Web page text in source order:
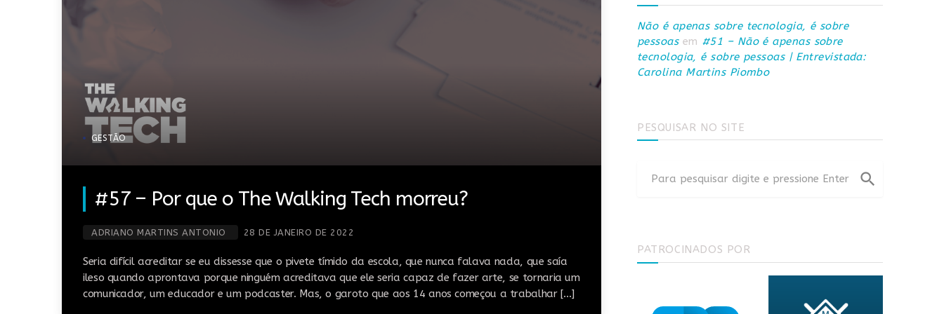
GESTÃO
#57 – Por que o The Walking Tech morreu?
ADRIANO MARTINS ANTONIO 28 DE JANEIRO DE 2022
Seria difícil acreditar se eu dissesse que o pivete tímido da escola, que nunca falava nada, que saía
ileso quando aprontava porque ninguém acreditava que ele seria capaz de fazer arte, se tornaria um
comunicador, um educador e um podcaster. Mas, o garoto que aos 14 anos começou a trabalhar […]
Não é apenas sobre tecnologia, é sobre
pessoasem #51 – Não é apenas sobre
tecnologia, é sobre pessoas | Entrevistada:
Carolina Martins Piombo
PESQUISAR NO SITE
search
PATROCINADOS POR